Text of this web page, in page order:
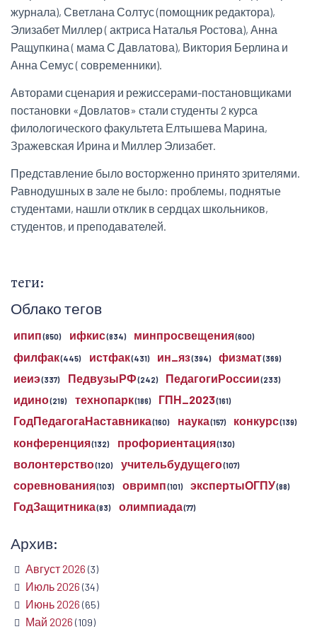
журнала), Светлана Солтус (помощник редактора),
Элизабет Миллер ( актриса Наталья Ростова), Анна
Ращупкина ( мама С Давлатова), Виктория Берлина и
Анна Семус ( современники).
Авторами сценария и режиссерами-постановщиками
постановки «Довлатов» стали студенты 2 курса
филологического факультета Елтышева Марина,
Зражевская Ирина и Миллер Элизабет.
Представление было восторженно принято зрителями.
Равнодушных в зале не было: проблемы, поднятые
студентами, нашли отклик в сердцах школьников,
студентов, и преподавателей.
теги:
Облако тегов
ипип(850) ифкис(834) минпросвещения(600)
филфак(445) истфак(431) ин_яз(394) физмат(369)
иеиэ(337) ПедвузыРФ(242) ПедагогиРоссии(233)
идино(219) технопарк(186) ГПН_2023(161)
ГодПедагогаНаставника(160) наука(157) конкурс(139)
конференция(132) профориентация(130)
волонтерство(120) учительбудущего(107)
соревнования(103) овримп(101) экспертыОГПУ(88)
ГодЗащитника(83) олимпиада(77)
Архив:
Август 2026 (3)
Июль 2026 (34)
Июнь 2026 (65)
Май 2026 (109)